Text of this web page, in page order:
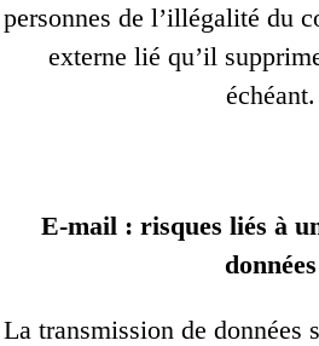
personnes de l’illégalité du
externe lié qu’il
échéant.
E-mail : risques liés à
données
La transmission de données